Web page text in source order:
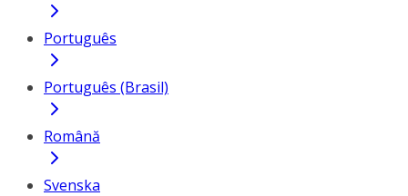
Português
Português (Brasil)
Română
Svenska